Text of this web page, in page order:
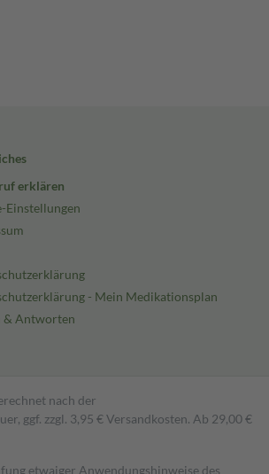
erklären
Einstellungen
- Mein Medikationsplan
& Antworten
nach der
ggf. zzgl. 3,95 € Versandkosten. Ab 29,00 €
etwaiger Anwendungshinweise des